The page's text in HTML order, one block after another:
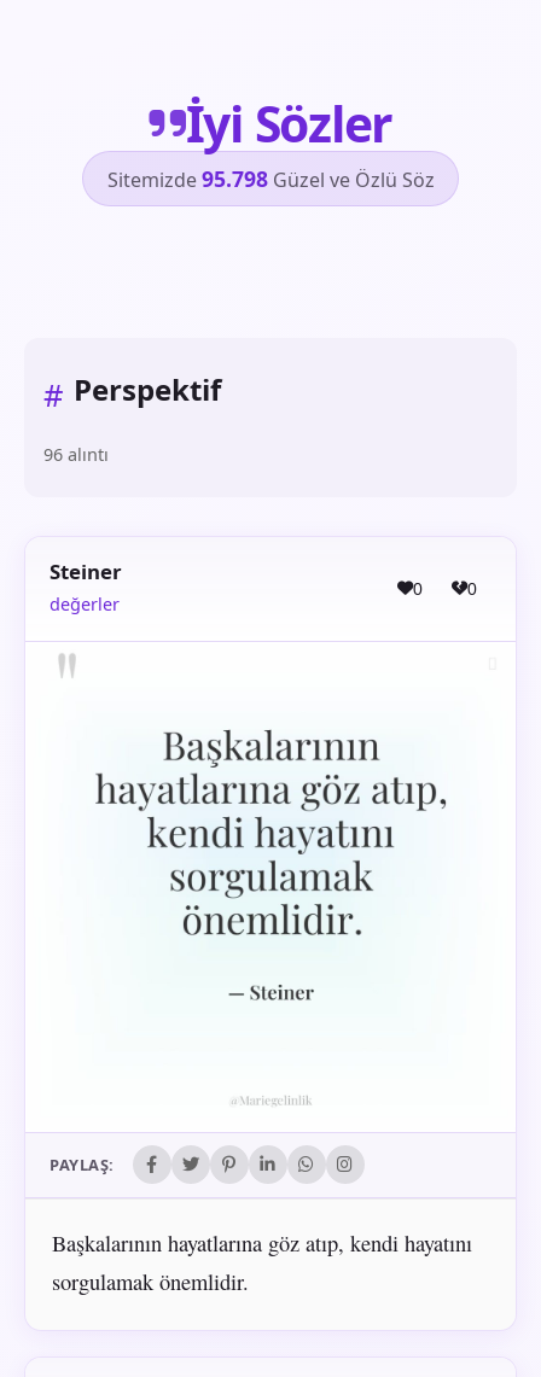
İyi Sözler
Sitemizde95.798Güzel ve Özlü Söz
# Perspektif
96 alıntı
Steiner
değerler
0 0
PAYLAŞ:
Başkalarının hayatlarına göz atıp, kendi hayatını
sorgulamak önemlidir.